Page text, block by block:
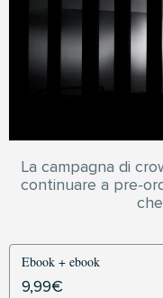
La campagna di
continuare a pre-
Ebook + ebook
9,99€